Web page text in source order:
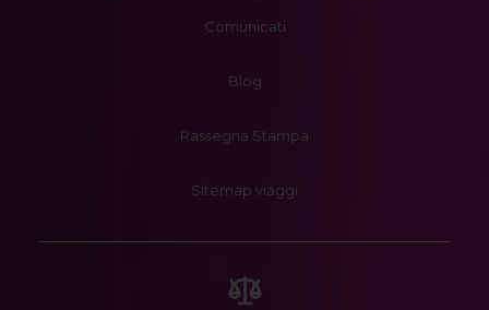
Comunicati
Blog
Rassegna Stampa
Sitemap viaggi